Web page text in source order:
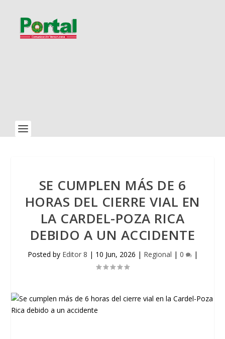
SE CUMPLEN MÁS DE 6
HORAS DEL CIERRE VIAL EN
LA CARDEL-POZA RICA
DEBIDO A UN ACCIDENTE
Posted by Editor 8 | 10 Jun, 2026 | Regional | 0 |